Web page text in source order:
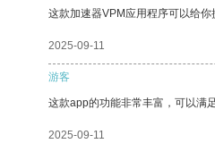
这款加速器VPM应用程序可以给你
2025-09-11
游客
这款app的功能非常丰富，可以满
2025-09-11